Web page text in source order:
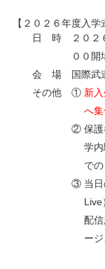
【２０２６年度入学
日 時 ２０２６
００開
会 場 国際武道
その他 ① 新
へ集
② 保護者及びご
学
で
③ 当日の式典
Live
配
ー